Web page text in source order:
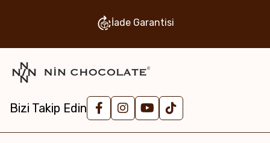
İade Garantisi
Bizi Takip Edin